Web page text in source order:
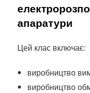
апаратури
Цей клас включає:
виробництво
виробництво